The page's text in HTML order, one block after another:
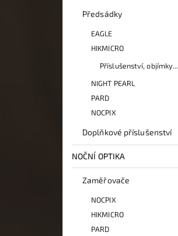
Předsádky
EAGLE
HIKMICRO
Příslušenství, objímky...
NIGHT PEARL
PARD
NOCPIX
Doplňkové příslušenství
NOČNÍ OPTIKA
Zaměřovače
NOCPIX
HIKMICRO
PARD